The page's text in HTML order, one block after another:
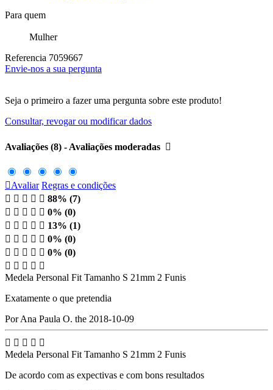
Para quem
Mulher
Referencia 7059667
Envie-nos a sua pergunta
Seja o primeiro a fazer uma pergunta sobre este produto!
Consultar, revogar ou modificar dados
Avaliações (8) - Avaliações moderadas 
Avaliar Regras e condições
     88% (7)
     0% (0)
     13% (1)
     0% (0)
     0% (0)
    
Medela Personal Fit Tamanho S 21mm 2 Funis
Exatamente o que pretendia
Por Ana Paula O. the 2018-10-09
    
Medela Personal Fit Tamanho S 21mm 2 Funis
De acordo com as expectivas e com bons resultados